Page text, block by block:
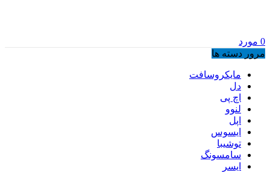
0 مورد
مرور دسته ها
مایکروسافت
دل
اچ پی
لنوو
اپل
ایسوس
توشیبا
سامسونگ
ایسر